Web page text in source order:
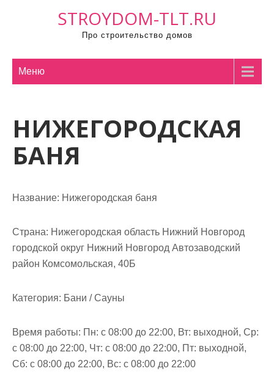
STROYDOM-TLT.RU
Про строительство домов
Меню
НИЖЕГОРОДСКАЯ
БАНЯ
Название: Нижегородская баня
Страна: Нижегородская область Нижний Новгород
городской округ Нижний Новгород Автозаводский
район Комсомольская, 40Б
Категория: Бани / Сауны
Время работы: Пн: с 08:00 до 22:00, Вт: выходной, Ср:
с 08:00 до 22:00, Чт: с 08:00 до 22:00, Пт: выходной,
Сб: с 08:00 до 22:00, Вс: с 08:00 до 22:00